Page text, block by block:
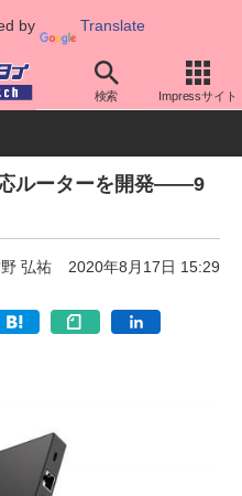
by Translate
検索 Impressサイト
リー ルーター
ルーターを開発――9
弘祐 2020年8月17日 15:29